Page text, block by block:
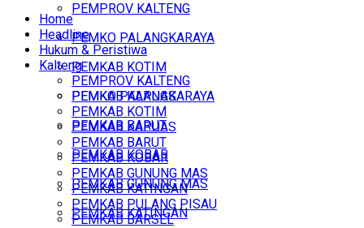
PEMPROV KALTENG
PEMKO PALANGKARAYA
PEMKAB KOTIM
PEMKAB KAPUAS
PEMKAB BARUT
PEMKAB KOBAR
PEMKAB GUNUNG MAS
PEMKAB KATINGAN
Home
Headline
Hukum & Peristiwa
Kalteng
PEMPROV KALTENG
PEMKO PALANGKARAYA
PEMKAB KOTIM
PEMKAB KAPUAS
PEMKAB BARUT
PEMKAB KOBAR
PEMKAB GUNUNG MAS
PEMKAB KATINGAN
PEMKAB PULANG PISAU
PEMKAB BARSEL